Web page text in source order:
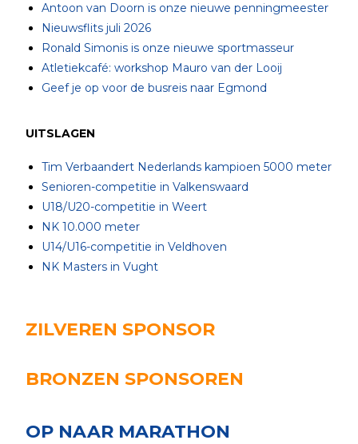
Antoon van Doorn is onze nieuwe penningmeester
Nieuwsflits juli 2026
Ronald Simonis is onze nieuwe sportmasseur
Atletiekcafé: workshop Mauro van der Looij
Geef je op voor de busreis naar Egmond
UITSLAGEN
Tim Verbaandert Nederlands kampioen 5000 meter
Senioren-competitie in Valkenswaard
U18/U20-competitie in Weert
NK 10.000 meter
U14/U16-competitie in Veldhoven
NK Masters in Vught
ZILVEREN SPONSOR
BRONZEN SPONSOREN
OP NAAR MARATHON